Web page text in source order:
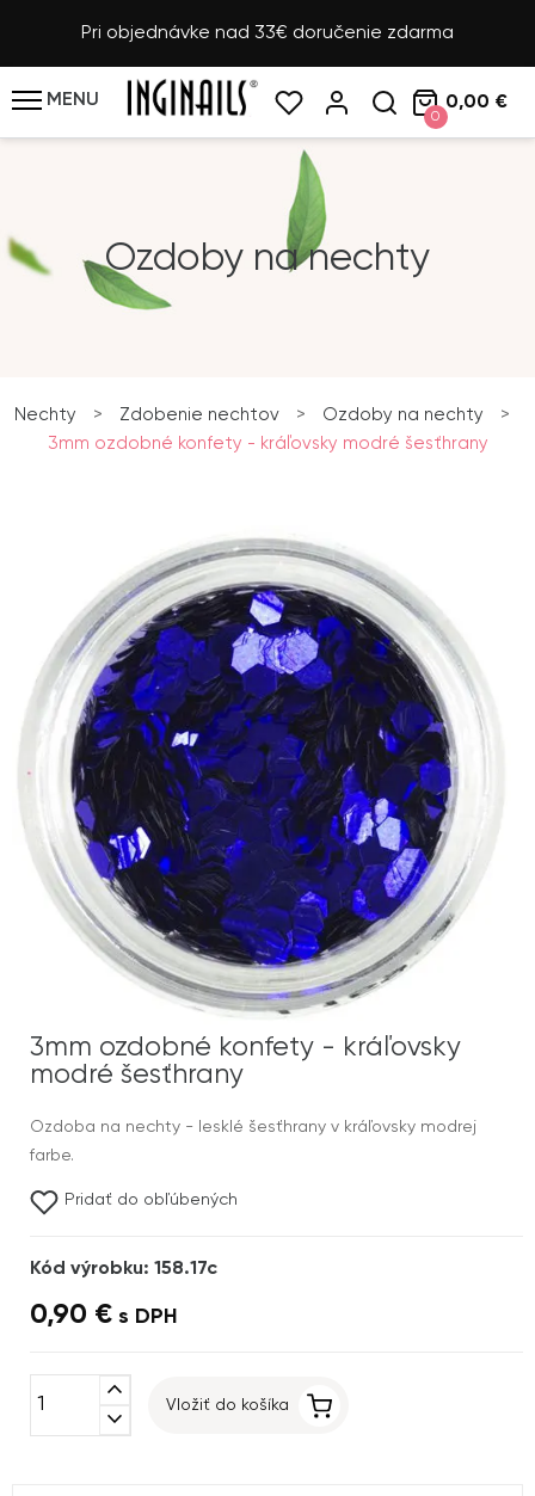
Pri objednávke nad 33€ doručenie zdarma
MENU
0
0,00 €
Ozdoby na nechty
Nechty > Zdobenie nechtov > Ozdoby na nechty
>
3mm ozdobné konfety - kráľovsky modré šesťhrany
3mm ozdobné konfety - kráľovsky
modré šesťhrany
Ozdoba na nechty - lesklé šesťhrany v kráľovsky modrej
farbe.
Pridať do obľúbených
Kód výrobku: 158.17c
0,90 € s DPH
expand_less
expand_more
Vložiť do košíka